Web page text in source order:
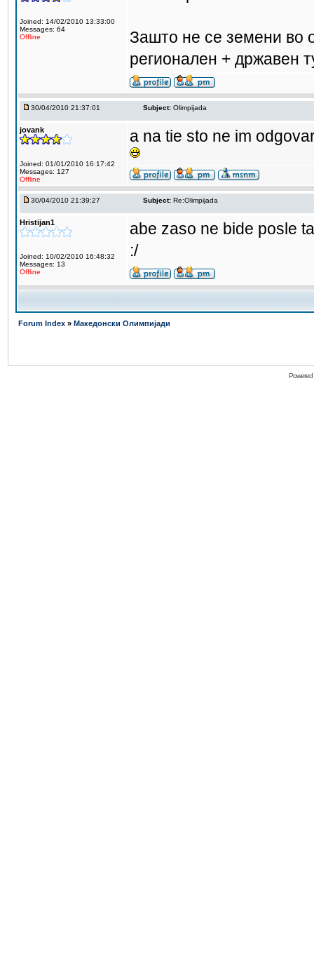
Joined: 14/02/2010 13:33:00
Messages: 64
Offline
Зашто не се земени во
регионален + државен
30/04/2010 21:37:01 Subject: Olimpijada
jovank
Joined: 01/01/2010 16:17:42
Messages: 127
Offline
a na tie sto ne im
30/04/2010 21:39:27 Subject: Re:Olimpijada
Hristijan1
Joined: 10/02/2010 16:48:32
Messages: 13
Offline
abe zaso ne bide posle
:/
Forum Index » Македонски Олимпијади